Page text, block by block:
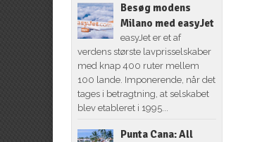
Besøg modens
Milano med easyJet
easyJet er et af
verdens største lavprisselskaber
med knap 400 ruter mellem
100 lande. Imponerende, når det
tages i betragtning, at selskabet
blev etableret i 1995...
Punta Cana: All